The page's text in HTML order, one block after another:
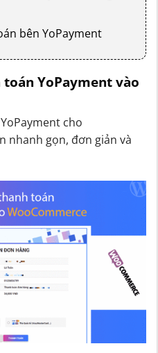
bên YoPayment
YoPayment vào
cho
nhanh gọn, đơn giản và